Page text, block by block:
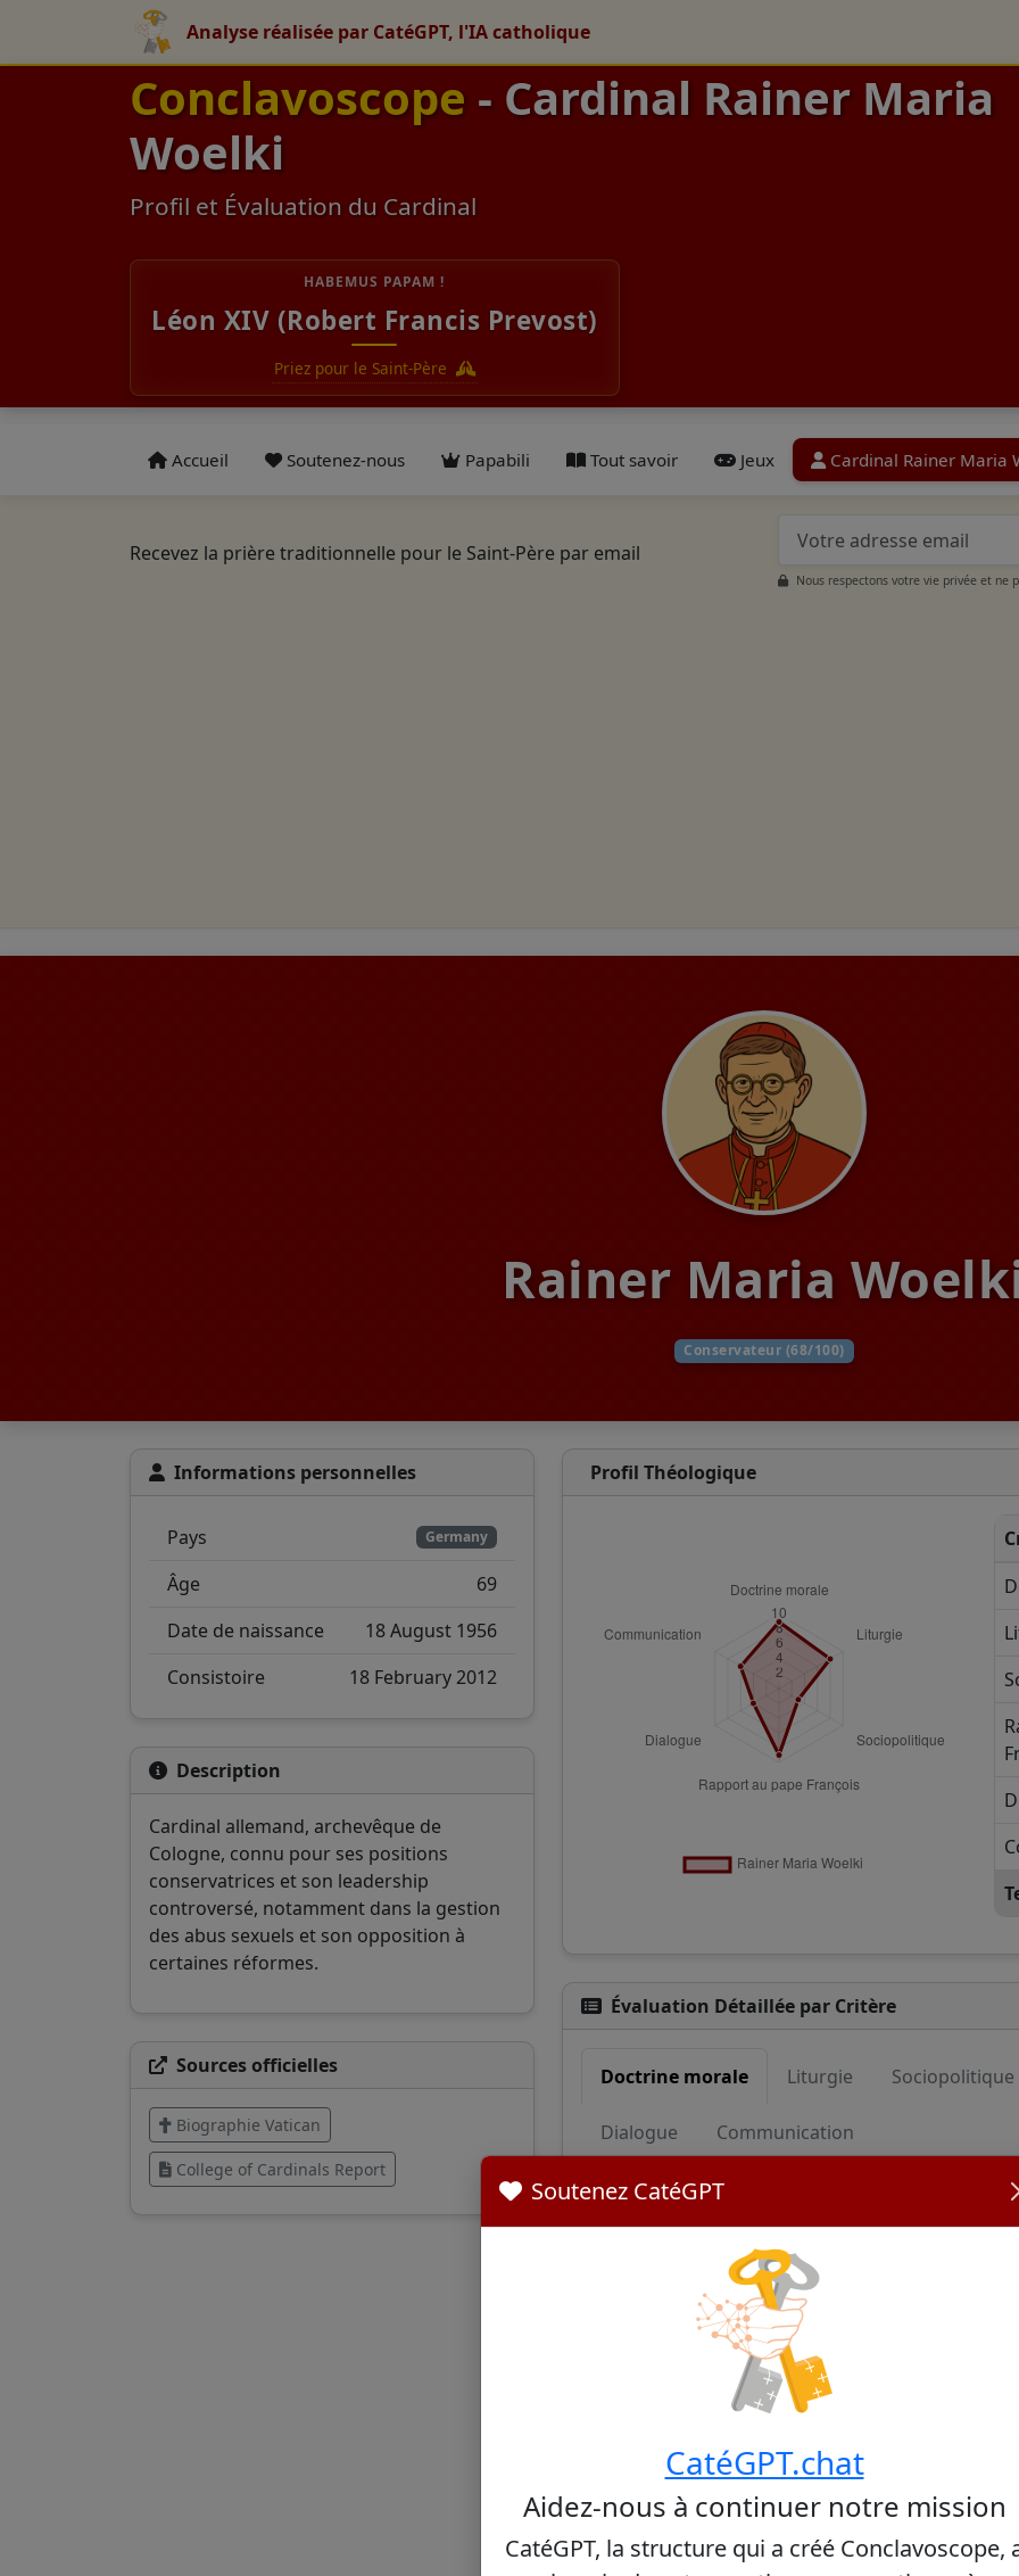
Analyse réalisée par CatéGPT, l'IA catholique
Conclavoscope - Cardinal Rainer Maria
Woelki
Profil et Évaluation du Cardinal
HABEMUS PAPAM !
Léon XIV (Robert Francis Prevost)
Priez pour le Saint-Père
Accueil Soutenez-nous Papabili Tout savoir Jeux Cardinal Rainer Maria
Recevez la prière traditionnelle pour le Saint-Père par email
Nous respectons votre vie privée et ne
Rainer Maria
Conservateur (68/100)
Informations personnelles
Pays Germany
Âge
69
Date de naissance
18 August 1956
Consistoire
18 February 2012
Description
Cardinal allemand, archevêque de
Cologne, connu pour ses positions
conservatrices et son leadership
controversé, notamment dans la gestion
des abus sexuels et son opposition à
certaines réformes.
Sources officielles
Biographie Vatican
College of Cardinals Report
Profil Théologique
Évaluation Détaillée par Critère
Doctrine morale Liturgie Sociopolitique
Dialogue Communication
Doctrine morale
Cardinal Woelki has consistently upheld
He has publicly opposed the blessing of same-
actions against priests who conducted such
commitment to the Church's doctrines on
German bishops rejected plan for Francis-style
Soutenez CatéGPT
CatéGPT.chat
Aidez-nous à continuer notre mission
CatéGPT, la structure qui a créé Conclavoscope,